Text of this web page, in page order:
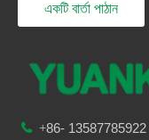
একটি বার্তা পাঠান
 +86- 13587785922